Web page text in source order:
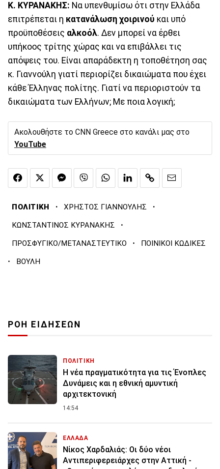
Κ. ΚΥΡΑΝΑΚΗΣ: Να υπενθυμίσω ότι στην Ελλάδα
επιτρέπεται η κατανάλωση χοιρινού και υπό
προϋποθέσεις αλκοόλ. Δεν μπορεί να έρθει
υπήκοος τρίτης χώρας και να επιβάλλει τις
απόψεις του. Είναι απαράδεκτη η τοποθέτηση σας
κ. Γιαννούλη γιατί περιορίζει δικαιώματα που έχει
κάθε Έλληνας πολίτης. Γιατί να περιοριστούν τα
δικαιώματα των Ελλήνων; Με ποια λογική;
Ακολουθήστε το CNN Greece στο κανάλι μας στο
YouTube
ΠΟΛΙΤΙΚΗ · ΧΡΗΣΤΟΣ ΓΙΑΝΝΟΥΛΗΣ ·
ΚΩΝΣΤΑΝΤΙΝΟΣ ΚΥΡΑΝΑΚΗΣ ·
ΠΡΟΣΦΥΓΙΚΟ/ΜΕΤΑΝΑΣΤΕΥΤΙΚΟ · ΠΟΙΝΙΚΟΙ ΚΩΔΙΚΕΣ
· ΒΟΥΛΗ
ΡΟΗ ΕΙΔΗΣΕΩΝ
ΠΟΛΙΤΙΚΗ
Η νέα πραγματικότητα για τις Ένοπλες
Δυνάμεις και η εθνική αμυντική
αρχιτεκτονική
14:54
ΕΛΛΑΔΑ
Νίκος Χαρδαλιάς: Οι δύο νέοι
Αντιπεριφερειάρχες στην Αττική -